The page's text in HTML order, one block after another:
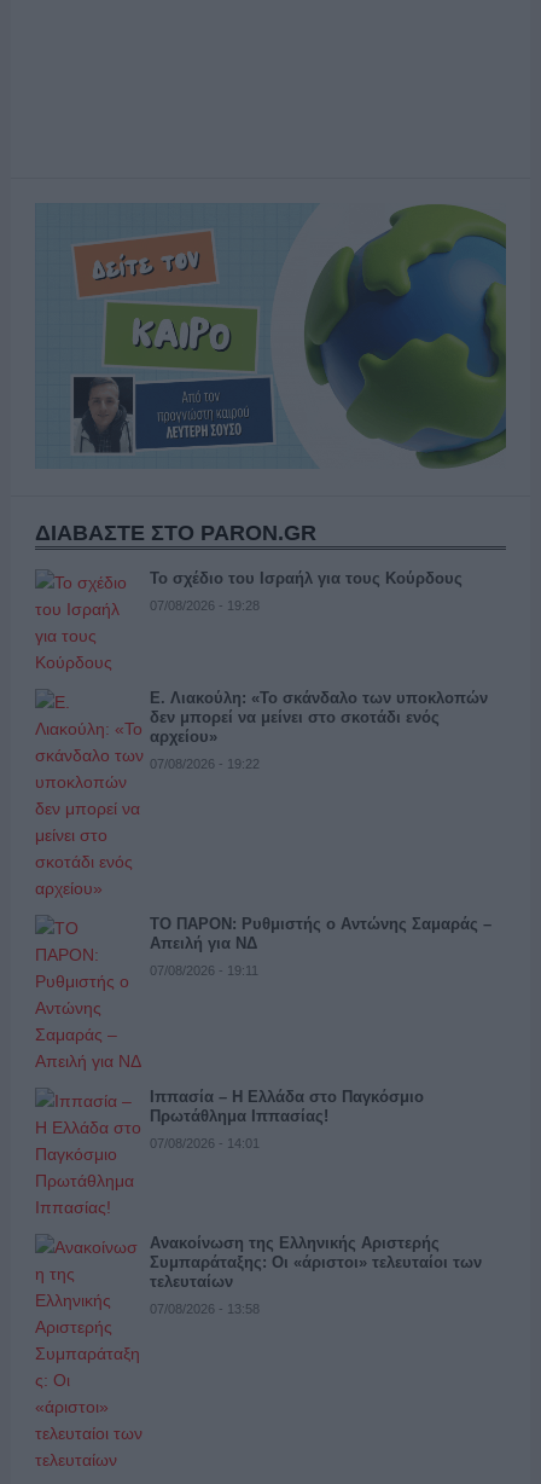
ΔΙΑΒΑΣΤΕ ΣΤΟ PARON.GR
Το σχέδιο του Ισραήλ για τους Κούρδους
07/08/2026 - 19:28
Ε. Λιακούλη: «Το σκάνδαλο των υποκλοπών
δεν μπορεί να μείνει στο σκοτάδι ενός
αρχείου»
07/08/2026 - 19:22
ΤΟ ΠΑΡΟΝ: Ρυθμιστής ο Αντώνης Σαμαράς –
Απειλή για ΝΔ
07/08/2026 - 19:11
Ιππασία – Η Ελλάδα στο Παγκόσμιο
Πρωτάθλημα Ιππασίας!
07/08/2026 - 14:01
Ανακοίνωση της Ελληνικής Αριστερής
Συμπαράταξης: Οι «άριστοι» τελευταίοι των
τελευταίων
07/08/2026 - 13:58